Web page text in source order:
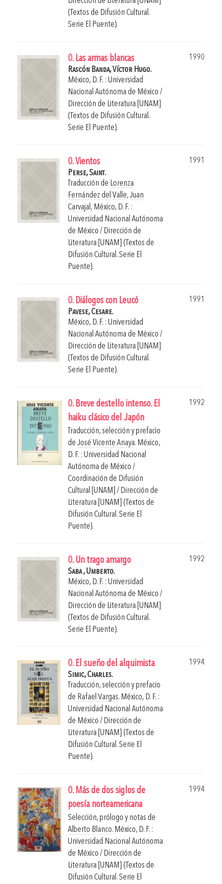
(Textos de Difusión Cultural.
Serie El Puente).
0. Las armas blancas
1990
Rascón Banda, Víctor Hugo.
México, D. F. : Universidad
Nacional Autónoma de México /
Dirección de Literatura [UNAM]
(Textos de Difusión Cultural.
Serie El Puente).
0. Vientos
1991
Perse, Saint.
Traducción de Lorenza
Fernández del Valle,Juan
Carvajal , México, D. F. :
Universidad Nacional Autónoma
de México / Dirección de
Literatura [UNAM] (Textos de
Difusión Cultural. Serie El
Puente).
0. Diálogos con Leucó
1991
Pavese, Cesare.
México, D. F. : Universidad
Nacional Autónoma de México /
Dirección de Literatura [UNAM]
(Textos de Difusión Cultural.
Serie El Puente).
0. Breve destello intenso. El
haiku clásico del Japón
1992
Traducción, selección y prefacio
de José Vicente Anaya. México,
D. F. : Universidad Nacional
Autónoma de México /
Coordinación de Difusión
Cultural [UNAM] / Dirección de
Literatura [UNAM] (Textos de
Difusión Cultural. Serie El
Puente).
0. Un trago amargo
1992
Saba , Umberto.
México, D. F. : Universidad
Nacional Autónoma de México /
Dirección de Literatura [UNAM]
(Textos de Difusión Cultural.
Serie El Puente).
0. El sueño del alquimista
1994
Simic, Charles.
Traducción, selección y prefacio
de Rafael Vargas. México, D. F. :
Universidad Nacional Autónoma
de México / Dirección de
Literatura [UNAM] (Textos de
Difusión Cultural. Serie El
Puente).
0. Más de dos siglos de
poesía norteamericana
1994
Selección, prólogo y notas de
Alberto Blanco. México, D. F. :
Universidad Nacional Autónoma
de México / Dirección de
Literatura [UNAM] (Textos de
Difusión Cultural. Serie El